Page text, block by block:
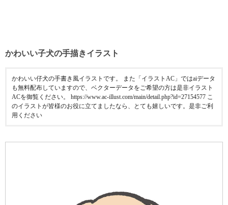
かわいい子犬の手描きイラスト
かわいい仔犬の手書き風イラストです。 また「イラストAC」ではaiデータ
も無料配布していますので、ベクターデータをご希望の方は是非イラスト
ACを御覧ください。 https://www.ac-illust.com/main/detail.php?id=27154577 こ
のイラストが皆様のお役に立てましたなら、とても嬉しいです。是非ご利
用ください